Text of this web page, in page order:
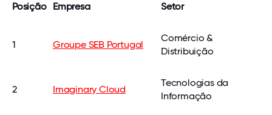
Posição Empresa Setor
1 Groupe SEB Portugal
Comércio &
Distribuição
2 Imaginary Cloud
Tecnologias da
Informação